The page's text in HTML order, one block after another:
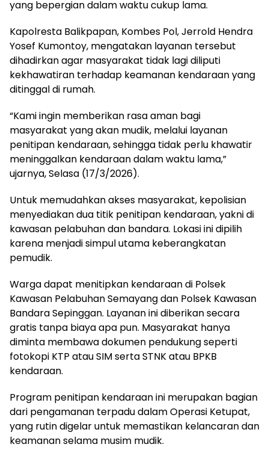
yang bepergian dalam waktu cukup lama.
Kapolresta Balikpapan, Kombes Pol, Jerrold Hendra
Yosef Kumontoy, mengatakan layanan tersebut
dihadirkan agar masyarakat tidak lagi diliputi
kekhawatiran terhadap keamanan kendaraan yang
ditinggal di rumah.
“Kami ingin memberikan rasa aman bagi
masyarakat yang akan mudik, melalui layanan
penitipan kendaraan, sehingga tidak perlu khawatir
meninggalkan kendaraan dalam waktu lama,”
ujarnya, Selasa (17/3/2026).
Untuk memudahkan akses masyarakat, kepolisian
menyediakan dua titik penitipan kendaraan, yakni di
kawasan pelabuhan dan bandara. Lokasi ini dipilih
karena menjadi simpul utama keberangkatan
pemudik.
Warga dapat menitipkan kendaraan di Polsek
Kawasan Pelabuhan Semayang dan Polsek Kawasan
Bandara Sepinggan. Layanan ini diberikan secara
gratis tanpa biaya apa pun. Masyarakat hanya
diminta membawa dokumen pendukung seperti
fotokopi KTP atau SIM serta STNK atau BPKB
kendaraan.
Program penitipan kendaraan ini merupakan bagian
dari pengamanan terpadu dalam Operasi Ketupat,
yang rutin digelar untuk memastikan kelancaran dan
keamanan selama musim mudik.